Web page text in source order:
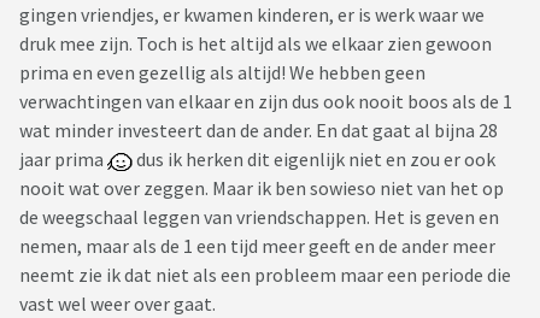
gingen vriendjes, er kwamen kinderen, er is werk waar we
druk mee zijn. Toch is het altijd als we elkaar zien gewoon
prima en even gezellig als altijd! We hebben geen
verwachtingen van elkaar en zijn dus ook nooit boos als de 1
wat minder investeert dan de ander. En dat gaat al bijna 28
jaar prima
dus ik herken dit eigenlijk niet en zou er ook
nooit wat over zeggen. Maar ik ben sowieso niet van het op
de weegschaal leggen van vriendschappen. Het is geven en
nemen, maar als de 1 een tijd meer geeft en de ander meer
neemt zie ik dat niet als een probleem maar een periode die
vast wel weer over gaat.